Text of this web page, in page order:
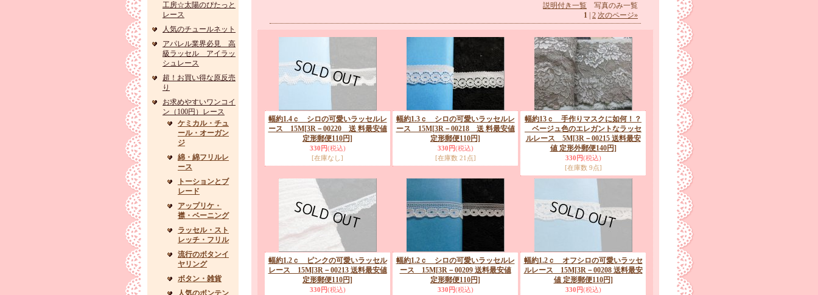
工房☆太陽のぴたっと
レース
人気のチュールネット
アパレル業界必見 高
級ラッセル アイラッ
シュレース
超！お買い得な原反売
り
お求めやすいワンコイ
ン（100円）レース
ケミカル・チュ
ール・オーガン
ジ
綿・綿フリルレ
ース
トーションとブ
レード
アップリケ・
襟・ベーニング
ラッセル・スト
レッチ・フリル
流行のボタンイ
ヤリング
ボタン・雑貨
人気のボンテン
説明付き一覧 写真のみ一覧
1 2 次のページ»
幅約1.4ｃ シロの可愛いラッセルレ
ース 15M[3R－00220 送 料最安値
定形郵便110円]
330円(税込)
[在庫なし]
幅約1.3ｃ シロの可愛いラッセルレ
ース 15M[3R－00218 送 料最安値
定形郵便110円]
330円(税込)
[在庫数 21点]
幅約13ｃ 手作りマスクに如何！？
ベージュ色のエレガントなラッセ
ルレース 5M[3R－00215 送料最安
値 定形外郵便140円]
330円(税込)
[在庫数 9点]
幅約1.2ｃ ピンクの可愛いラッセル
レース 15M[3R－00213 送料最安値
定形郵便110円]
330円(税込)
幅約1.2ｃ シロの可愛いラッセルレ
ース 15M[3R－00209 送料最安値
定形郵便110円]
330円(税込)
幅約1.2ｃ オフシロの可愛いラッセ
ルレース 15M[3R－00208 送料最安
値 定形郵便110円]
330円(税込)